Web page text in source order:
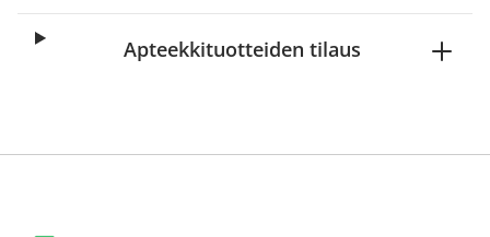
Apteekkituotteiden tilaus